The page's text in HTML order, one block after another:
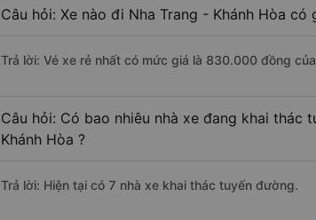
Câu hỏi: Xe nào đi Nha Trang - Khánh Hòa có
Trả lời: Vé xe rẻ nhất có mức giá là 830.000 đồng
Câu hỏi: Có bao nhiêu nhà xe đang khai thác
Khánh Hòa ?
Trả lời: Hiện tại có 7 nhà xe khai thác tuyến đường.